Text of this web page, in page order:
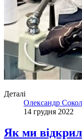
Деталі
Олександр
14 грудня 2022
Як ми